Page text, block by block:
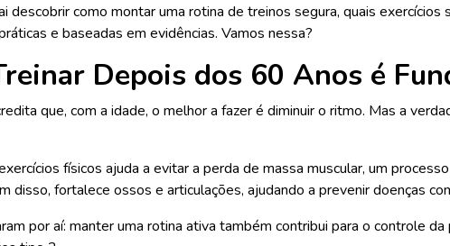
descobrir como montar uma rotina de treinos segura, quais
e baseadas em evidências. Vamos nessa?
Depois dos 60 Anos é
que, com a idade, o melhor a fazer é diminuir o ritmo. Mas a
físicos ajuda a evitar a perda de massa muscular, um
disso, fortalece ossos e articulações, ajudando a prevenir doenças
por aí: manter uma rotina ativa também contribui para o controle